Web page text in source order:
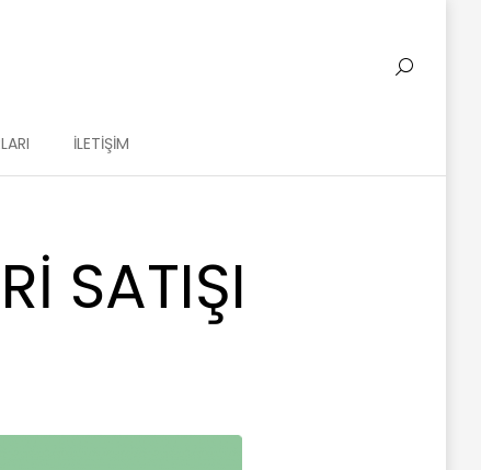
İLETIŞIM
SATIŞI